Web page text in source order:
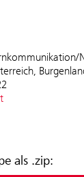
als .zip: